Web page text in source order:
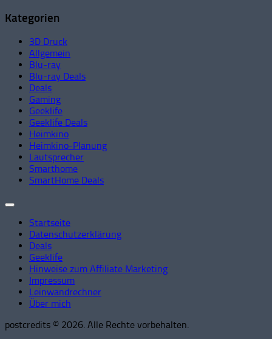
Kategorien
3D Druck
Allgemein
Blu-ray
Blu-ray Deals
Deals
Gaming
Geeklife
Geeklife Deals
Heimkino
Heimkino-Planung
Lautsprecher
Smarthome
SmartHome Deals
Startseite
Datenschutzerklärung
Deals
Geeklife
Hinweise zum Affiliate Marketing
Impressum
Leinwandrechner
Über mich
postcredits © 2026. Alle Rechte vorbehalten.